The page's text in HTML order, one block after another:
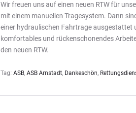
Wir freuen uns auf einen neuen RTW für
mit einem manuellen Tragesystem. Dann
einer hydraulischen Fahrtrage ausgestattet
komfortables und rückenschonendes
den neuen RTW.
Tag: ASB, ASB Arnstadt, Dankeschön,